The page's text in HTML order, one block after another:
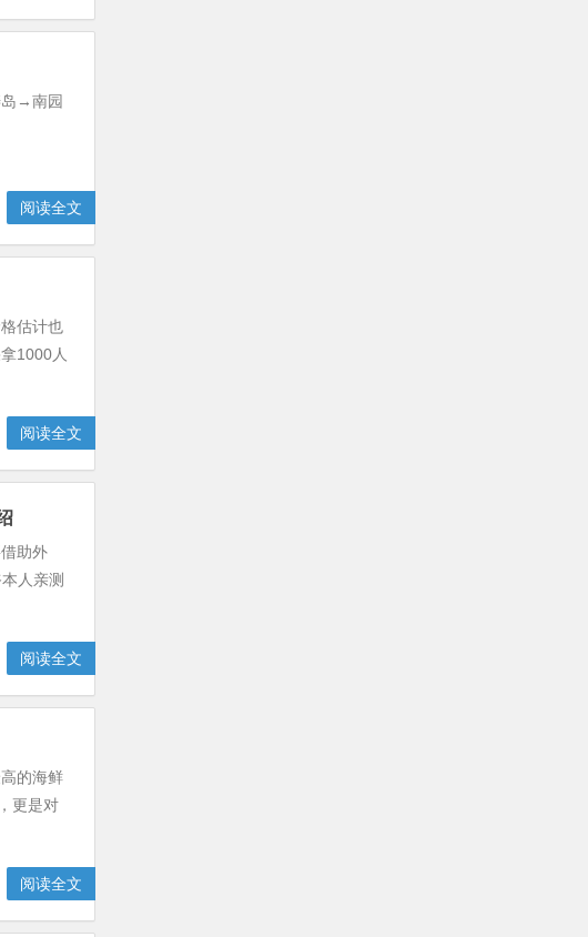
岛→南园
阅读全文
估计也
1000人
阅读全文
助外
人亲测
阅读全文
的海鲜
更是对
阅读全文